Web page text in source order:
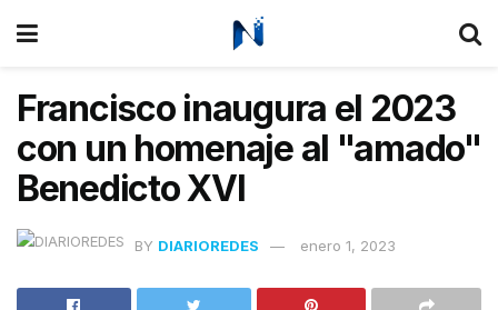
Francisco inaugura el 2023
con un homenaje al "amado"
Benedicto XVI
BY DIARIOREDES enero 1, 2023